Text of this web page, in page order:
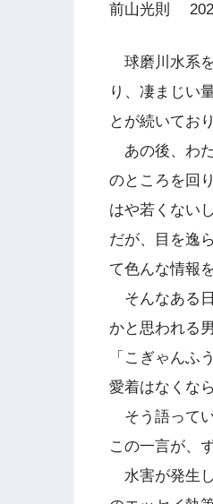
前山光則
球磨川水系
り、凄まじい
とが続いてお
あの後、わ
のところを回
はや若くない
だが、目を逸
て色んな情報
そんなある
かと思われる
「こぎゃんふ
愛着はなくな
そう語って
この一言が、
水害が発生